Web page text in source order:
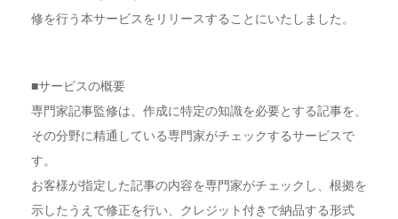
修を行う本サービスをリリースすることにいたしました。
■サービスの概要
専門家記事監修は、作成に特定の知識を必要とする記事を、
その分野に精通している専門家がチェックするサービスで
す。
お客様が指定した記事の内容を専門家がチェックし、根拠を
示したうえで修正を行い、クレジット付きで納品する形式